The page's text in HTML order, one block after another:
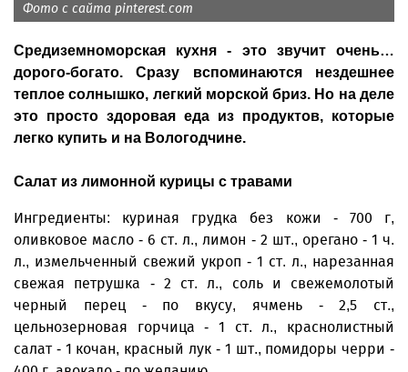
Фото с сайта pinterest.com
Средиземноморская кухня - это звучит очень…
дорого-богато. Сразу вспоминаются нездешнее
теплое солнышко, легкий морской бриз. Но на деле
это просто здоровая еда из продуктов, которые
легко купить и на Вологодчине.
Салат из лимонной курицы с травами
Ингредиенты: куриная грудка без кожи - 700 г,
оливковое масло - 6 ст. л., лимон - 2 шт., орегано - 1 ч.
л., измельченный свежий укроп - 1 ст. л., нарезанная
свежая петрушка - 2 ст. л., соль и свежемолотый
черный перец - по вкусу, ячмень - 2,5 ст.,
цельнозерновая горчица - 1 ст. л., краснолистный
салат - 1 кочан, красный лук - 1 шт., помидоры черри -